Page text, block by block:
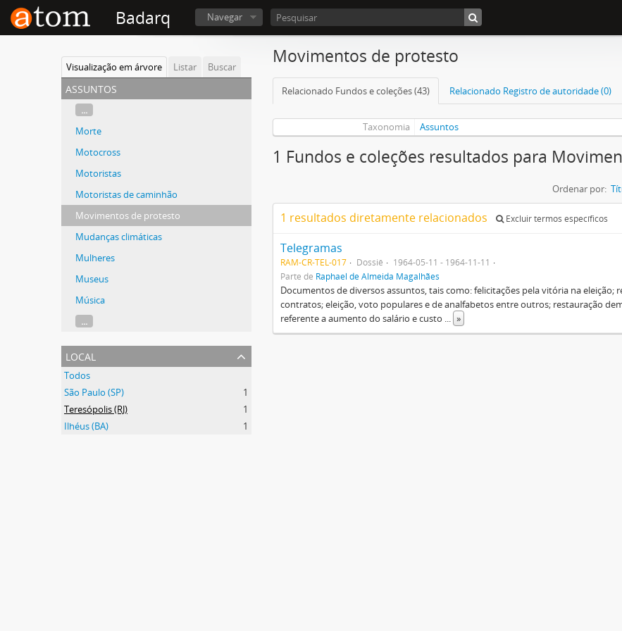
Badarq Navegar
Visualização em árvore Listar Buscar
assuntos
...
Morte
Motocross
Motoristas
Motoristas de caminhão
Movimentos de protesto
Mudanças climáticas
Mulheres
Museus
Música
...
local
Todos
São Paulo (SP)
1
Teresópolis (RJ)
1
Ilhéus (BA)
1
Movimentos de protesto
Relacionado Fundos e coleções (43) Relacionado Registro de autoridade (0)
Taxonomia Assuntos
1 Fundos e coleções resultados para
Ordenar por:
1 resultados diretamente relacionados Excluir termos específicos
Telegramas
RAM-CR-TEL-017 Dossiê
1964-05-11 - 1964-11-11
Parte de Raphael de Almeida Magalhães
Documentos de diversos assuntos, tais como: felicitações pela vitória na eleição;
contratos; eleição, voto populares e de analfabetos entre outros; restauração
referente a aumento do salário e custo ... »